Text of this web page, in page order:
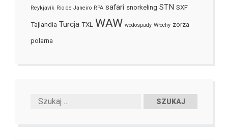
Reykjavík Rio de Janeiro RPA safari snorkeling STN SXF
Tajlandia Turcja TXL WAW wodospady Włochy zorza
polarna